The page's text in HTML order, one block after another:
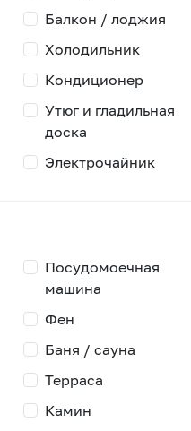
Балкон / лоджия
Холодильник
Кондиционер
Утюг и гладильная
доска
Электрочайник
Посудомоечная
машина
Фен
Баня / сауна
Терраса
Камин